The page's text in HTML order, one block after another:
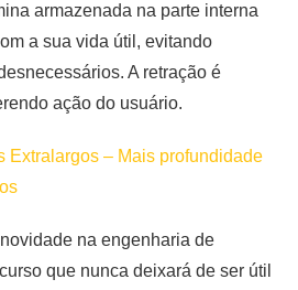
armazenada na parte interna
a sua vida útil, evitando
A retração é
ação do usuário.
Extralargos – Mais profundidade
na engenharia de
que nunca deixará de ser útil